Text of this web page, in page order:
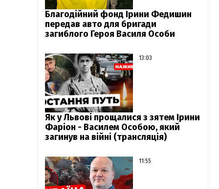
Благодійний фонд Ірини Федишин
передав авто для бригади
загиблого Героя Василя Особи
13:03
Як у Львові прощалися з зятем Ірини
Фаріон - Василем Особою, який
загинув на війні (трансляція)
11:55